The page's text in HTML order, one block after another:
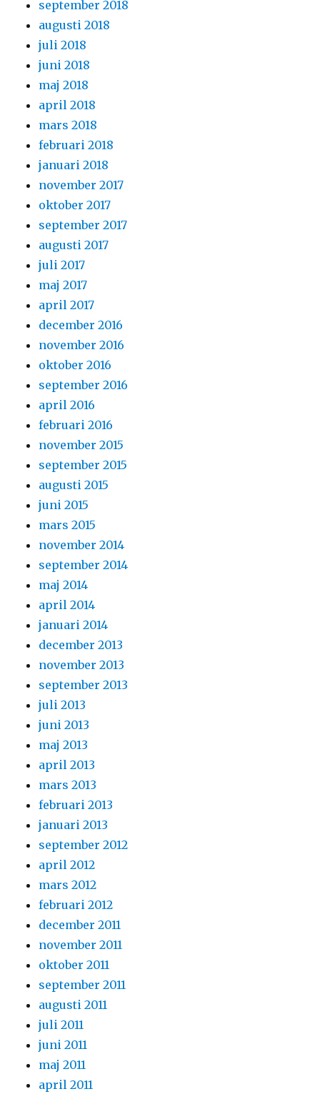
september 2018
augusti 2018
juli 2018
juni 2018
maj 2018
april 2018
mars 2018
februari 2018
januari 2018
november 2017
oktober 2017
september 2017
augusti 2017
juli 2017
maj 2017
april 2017
december 2016
november 2016
oktober 2016
september 2016
april 2016
februari 2016
november 2015
september 2015
augusti 2015
juni 2015
mars 2015
november 2014
september 2014
maj 2014
april 2014
januari 2014
december 2013
november 2013
september 2013
juli 2013
juni 2013
maj 2013
april 2013
mars 2013
februari 2013
januari 2013
september 2012
april 2012
mars 2012
februari 2012
december 2011
november 2011
oktober 2011
september 2011
augusti 2011
juli 2011
juni 2011
maj 2011
april 2011